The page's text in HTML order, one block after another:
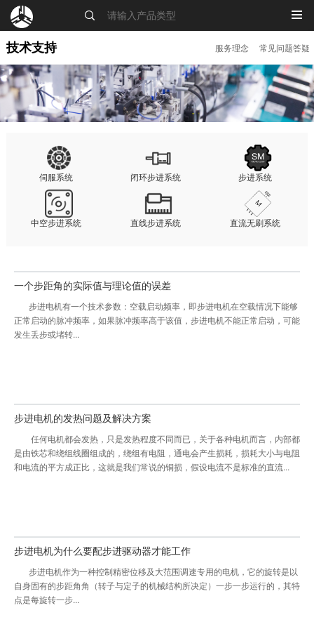
MENU
技术支持 服务理念 常见问题答疑
伺服系统 闭环步进系统 步进系统
中空步进系统 直线步进系统 直流无刷系统
一个步距角的实际值与理论值的误差
步进电机有一个技术参数：空载启动频率，即步进电机在空载情况下能够
正常启动的脉冲频率，如果脉冲频率高于该值，步进电机不能正常启动，可能
发生丢步或堵转...
步进电机的发热问题及解决方案
任何电机都会发热，只是发热程度不同而已，关于各种电机而言，内部都
是由铁芯和绕组线圈组成的，绕组有电阻，通电会产生损耗，损耗大小与电阻
和电流的平方成正比，这就是我们常说的铜损，假设电流不是标准的直流...
步进电机为什么要配步进驱动器才能工作
步进电机作为一种控制精密位移及大范围调速专用的电机，它的旋转是以
自身固有的步距角角（转子与定子的机械结构所决定）一步一步运行的，其特
点是每旋转一步...